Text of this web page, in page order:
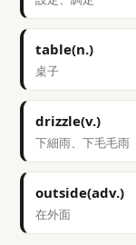
table(n.)
桌子
drizzle(v.)
下細雨、下毛毛雨
outside(adv.)
在外面